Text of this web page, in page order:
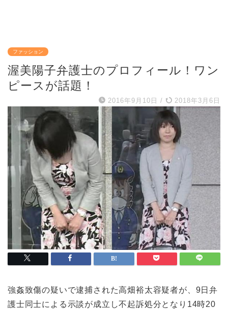
ファッション
渥美陽子弁護士のプロフィール！ワン
ピースが話題！
2016年9月10日 / 2018年3月6日
強姦致傷の疑いで逮捕された高畑裕太容疑者が、9日弁
護士同士による示談が成立し不起訴処分となり14時20